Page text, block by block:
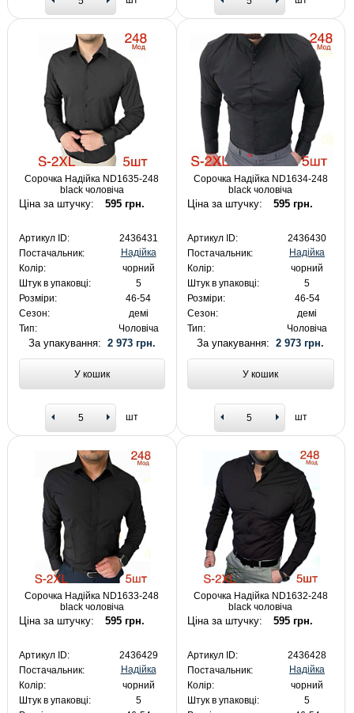
Сорочка Надійка ND1635-248
black чоловіча
Ціна за штучку: 595 грн.
Артикул ID:
2436431
Постачальник:
Надійка
Колір:
чорний
Штук в упаковці:
5
Розміри:
46-54
Сезон:
демі
Тип:
Чоловіча
За упакування: 2 973 грн.
У кошик
шт
Сорочка Надійка ND1634-248
black чоловіча
Ціна за штучку: 595 грн.
Артикул ID:
2436430
Постачальник:
Надійка
Колір:
чорний
Штук в упаковці:
5
Розміри:
46-54
Сезон:
демі
Тип:
Чоловіча
За упакування:2 973 грн.
У кошик
шт
Сорочка Надійка ND1633-248
black чоловіча
Ціна за штучку: 595 грн.
Артикул ID:
2436429
Постачальник:
Надійка
Колір:
чорний
Штук в упаковці:
5
Сорочка Надійка ND1632-248
black чоловіча
Ціна за штучку: 595 грн.
Артикул ID:
2436428
Постачальник:
Надійка
Колір:
чорний
Штук в упаковці:
5